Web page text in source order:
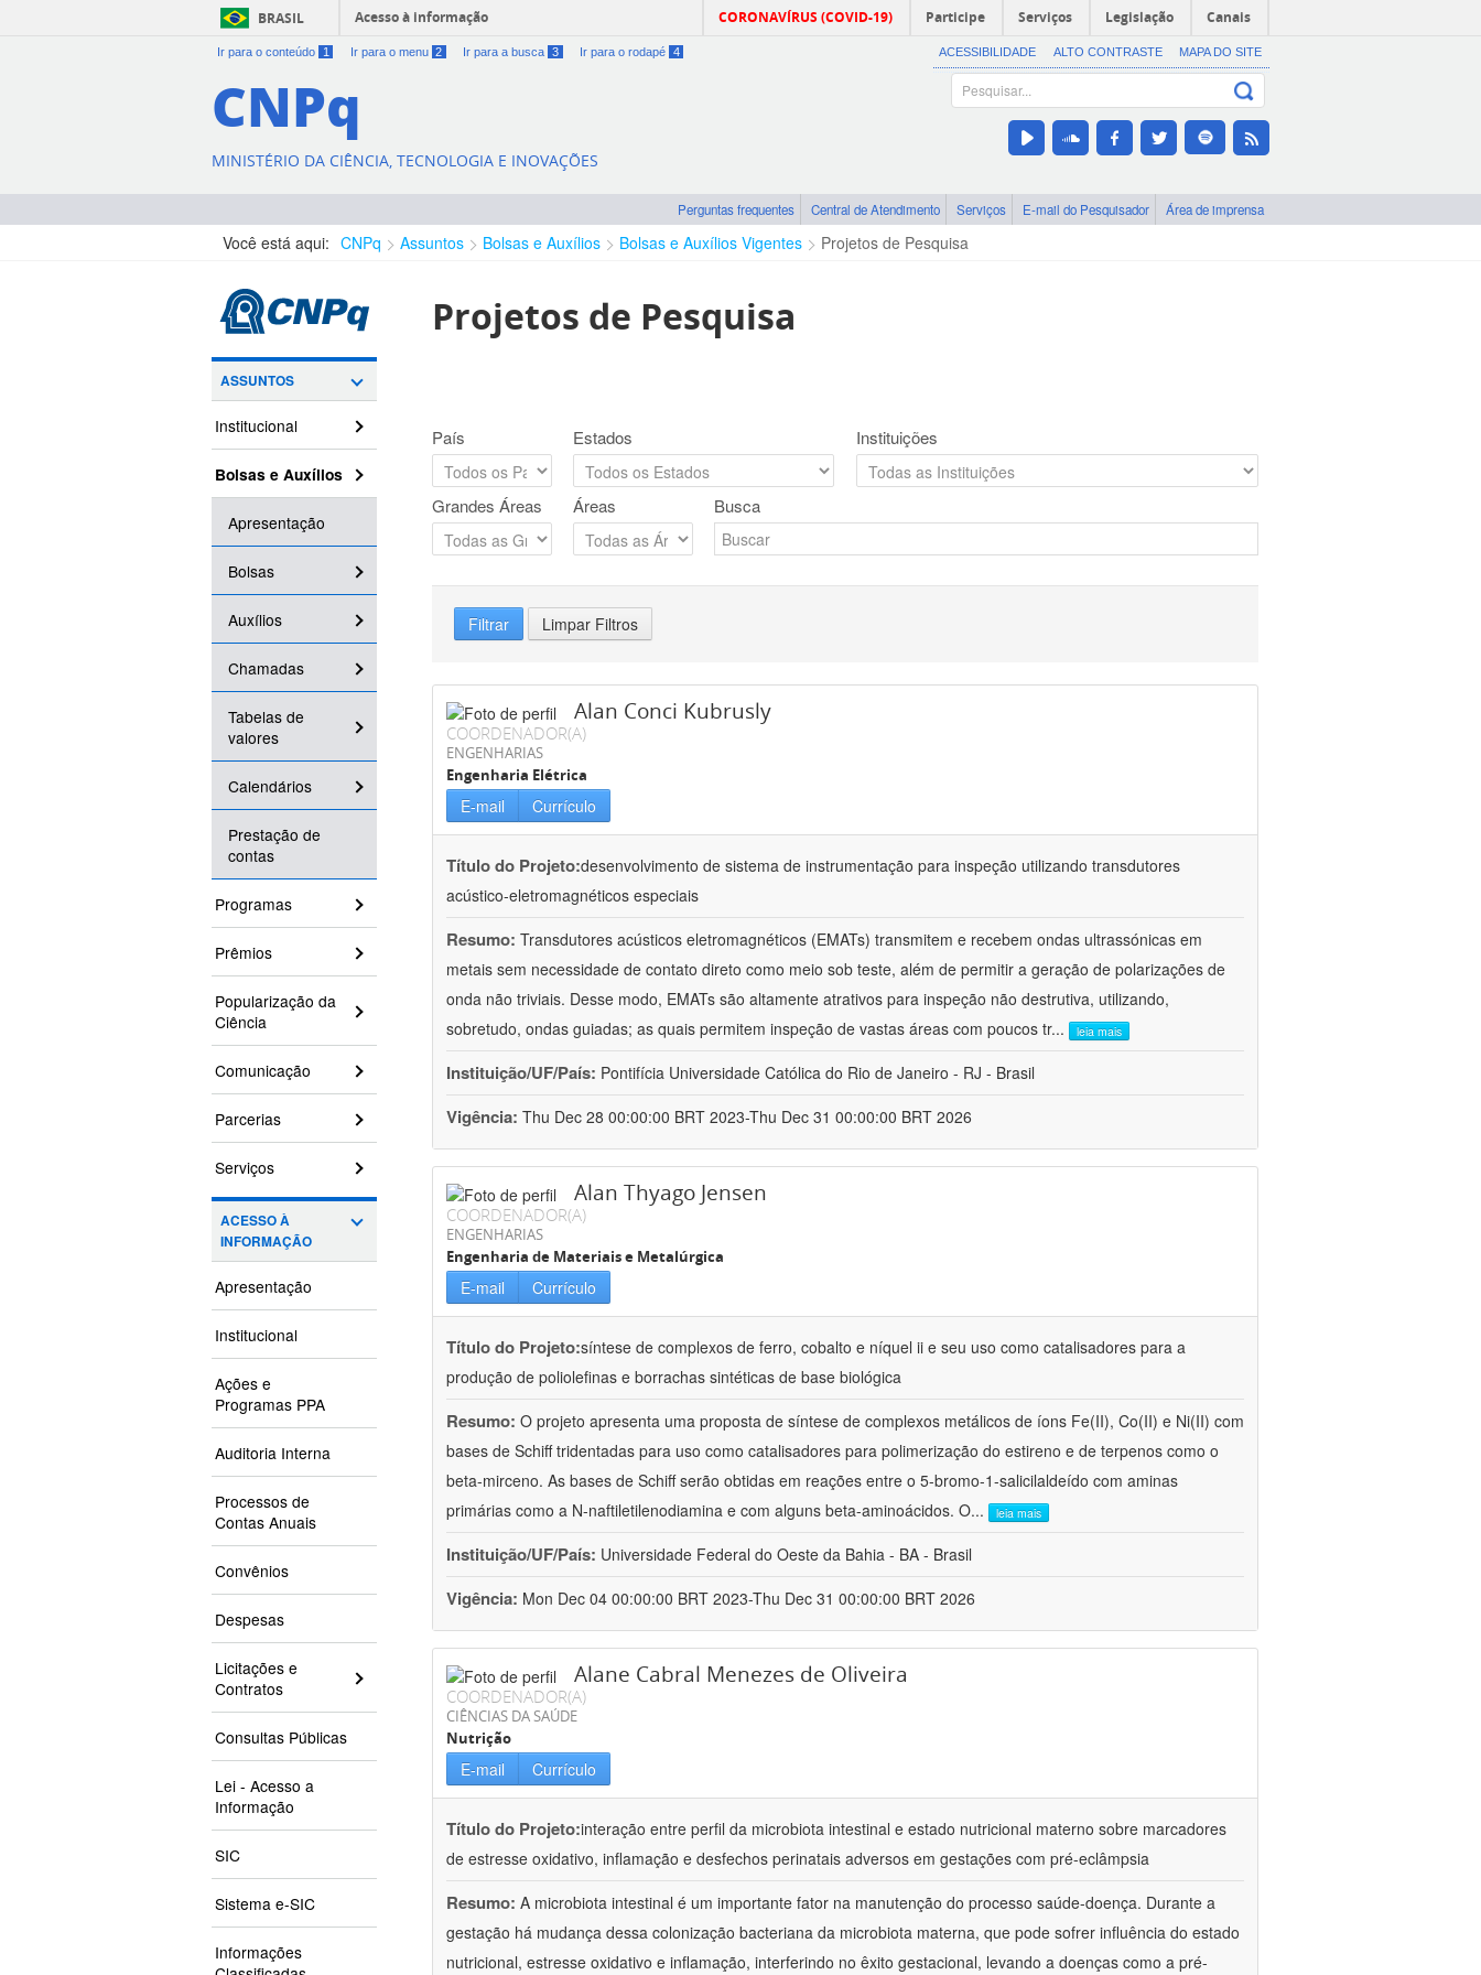
BRASIL Acesso à informação CORONAVÍRUS (COVID-19) Participe Serviços Legislação Canais
Ir para o conteúdo 1 Ir para o menu 2 Ir para a busca 3 Ir para o rodapé 4 ACESSIBILIDADE ALTO CONTRASTE MAPA DO SITE
CNPq
MINISTÉRIO DA CIÊNCIA, TECNOLOGIA E INOVAÇÕES
Perguntas frequentes Central de Atendimento Serviços E-mail do Pesquisador Área de imprensa
Você está aqui: CNPq Assuntos Bolsas e Auxílios Bolsas e Auxílios Vigentes Projetos de Pesquisa
ASSUNTOS
Institucional
Bolsas e Auxílios
Apresentação
Bolsas
Auxílios
Chamadas
Tabelas de
valores
Calendários
Prestação de
contas
Programas
Prêmios
Popularização da
Ciência
Comunicação
Parcerias
Serviços
ACESSO À
INFORMAÇÃO
Apresentação
Institucional
Ações e
Programas PPA
Auditoria Interna
Processos de
Contas Anuais
Convênios
Despesas
Licitações e
Contratos
Consultas Públicas
Lei - Acesso a
Informação
SIC
Sistema e-SIC
Informações
Projetos de Pesquisa
País Estados Instituições
Grandes Áreas Áreas Busca
Filtrar Limpar Filtros
Alan Conci Kubrusly
COORDENADOR(A)
ENGENHARIAS
Engenharia Elétrica
E-mail Currículo
Título do Projeto:desenvolvimento de sistema de instrumentação para inspeção utilizando transdutores
acústico-eletromagnéticos especiais
Resumo: Transdutores acústicos eletromagnéticos (EMATs) transmitem e recebem ondas ultrassónicas em
metais sem necessidade de contato direto como meio sob teste, além de permitir a geração de polarizações de
onda não triviais. Desse modo, EMATs são altamente atrativos para inspeção não destrutiva, utilizando,
sobretudo, ondas guiadas; as quais permitem inspeção de vastas áreas com poucos tr... leia mais
Instituição/UF/País: Pontifícia Universidade Católica do Rio de Janeiro - RJ - Brasil
Vigência: Thu Dec 28 00:00:00 BRT 2023-Thu Dec 31 00:00:00 BRT 2026
Alan Thyago Jensen
COORDENADOR(A)
ENGENHARIAS
Engenharia de Materiais e Metalúrgica
E-mail Currículo
Título do Projeto:síntese de complexos de ferro, cobalto e níquel ii e seu uso como catalisadores para a
produção de poliolefinas e borrachas sintéticas de base biológica
Resumo: O projeto apresenta uma proposta de síntese de complexos metálicos de íons Fe(II), Co(II) e Ni(II) com
bases de Schiff tridentadas para uso como catalisadores para polimerização do estireno e de terpenos como o
beta-mirceno. As bases de Schiff serão obtidas em reações entre o 5-bromo-1-salicilaldeído com aminas
primárias como a N-naftiletilenodiamina e com alguns beta-aminoácidos. O... leia mais
Instituição/UF/País: Universidade Federal do Oeste da Bahia - BA - Brasil
Vigência: Mon Dec 04 00:00:00 BRT 2023-Thu Dec 31 00:00:00 BRT 2026
Alane Cabral Menezes de Oliveira
COORDENADOR(A)
CIÊNCIAS DA SAÚDE
Nutrição
E-mail Currículo
Título do Projeto:interação entre perfil da microbiota intestinal e estado nutricional materno sobre marcadores
de estresse oxidativo, inflamação e desfechos perinatais adversos em gestações com pré-eclâmpsia
Resumo: A microbiota intestinal é um importante fator na manutenção do processo saúde-doença. Durante a
gestação há mudança dessa colonização bacteriana da microbiota materna, que pode sofrer influência do estado
nutricional, estresse oxidativo e inflamação, interferindo no êxito gestacional, levando a doenças como a pré-